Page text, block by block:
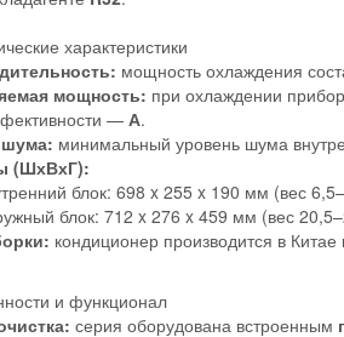
характеристики
мощность охлаждения
мощность: при охлаждении
— А.
минимальный уровень шума
(ШхВхГ):
блок: 698 x 255 x 190 мм (вес
блок: 712 x 276 x 459 мм (вес
кондиционер производится в
и функционал
серия оборудована встроенным